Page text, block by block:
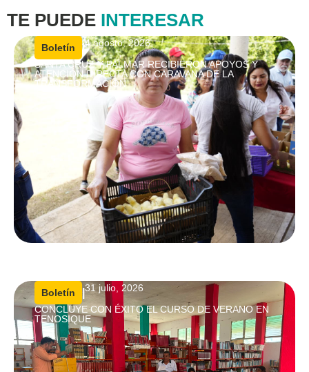
TE PUEDE INTERESAR
Boletín |4 agosto, 2026
SANTA CRUZ Y PALMAR RECIBIERON APOYOS Y
ATENCIÓN DIRECTA CON CARAVANA DE LA
TRANSFORMACIÓN
Boletín |31 julio, 2026
CONCLUYE CON ÉXITO EL CURSO DE VERANO EN
TENOSIQUE